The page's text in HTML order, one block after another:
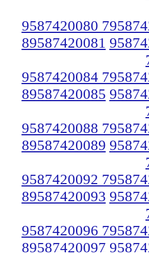
9587420080
89587420081
9587420084
89587420085
9587420088
89587420089
9587420092
89587420093
9587420096
89587420097